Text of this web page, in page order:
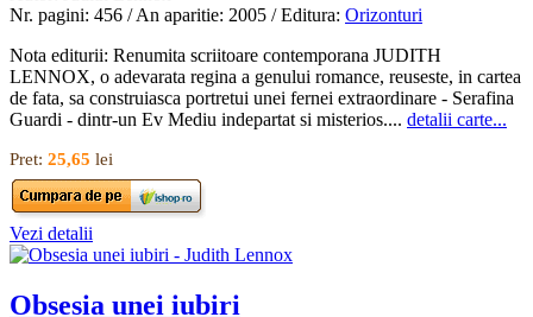
Nr. pagini: 456 / An aparitie: 2005 / Editura: Orizonturi
Nota editurii: Renumita scriitoare contemporana JUDITH
LENNOX, o adevarata regina a genului romance, reuseste, in cartea
de fata, sa construiasca portretui unei fernei extraordinare - Serafina
Guardi - dintr-un Ev Mediu indepartat si misterios.... detalii carte...
Pret: 25,65 lei
Vezi detalii
Obsesia unei iubiri